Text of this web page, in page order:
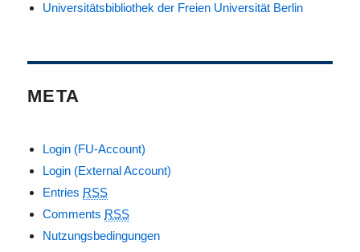
Universitätsbibliothek der Freien Universität Berlin
META
Login (FU-Account)
Login (External Account)
Entries RSS
Comments RSS
Nutzungsbedingungen